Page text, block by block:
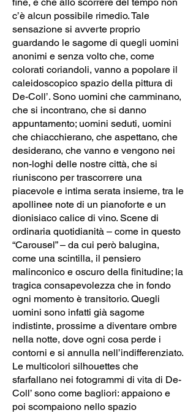
c’è alcun possibile rimedio. Tale
sensazione si avverte proprio
guardando le sagome di quegli uomini
anonimi e senza volto che, come
colorati coriandoli, vanno a popolare il
caleidoscopico spazio della pittura di
De-Coll’. Sono uomini che camminano,
che si incontrano, che si danno
appuntamento; uomini seduti, uomini
che chiacchierano, che aspettano, che
desiderano, che vanno e vengono nei
non-loghi delle nostre città, che si
riuniscono per trascorrere una
piacevole e intima serata insieme, tra le
apollinee note di un pianoforte e un
dionisiaco calice di vino. Scene di
ordinaria quotidianità – come in questo
“Carousel” – da cui però balugina,
come una scintilla, il pensiero
malinconico e oscuro della finitudine; la
tragica consapevolezza che in fondo
ogni momento è transitorio. Quegli
uomini sono infatti già sagome
indistinte, prossime a diventare ombre
nella notte, dove ogni cosa perde i
contorni e si annulla nell’indifferenziato.
Le multicolori silhouettes che
sfarfallano nei fotogrammi di vita di De-
Coll’ sono come bagliori: appaiono e
poi scompaiono nello spazio